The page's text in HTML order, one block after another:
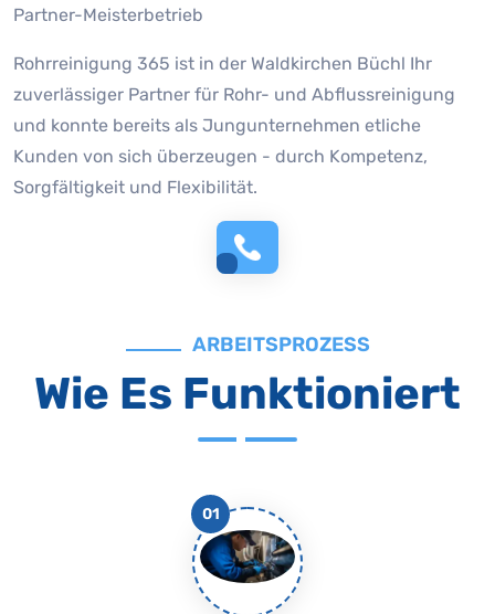
Partner-Meisterbetrieb
Rohrreinigung 365 ist in der Waldkirchen Büchl Ihr
zuverlässiger Partner für Rohr- und Abflussreinigung
und konnte bereits als Jungunternehmen etliche
Kunden von sich überzeugen - durch Kompetenz,
Sorgfältigkeit und Flexibilität.
ARBEITSPROZESS
Wie Es Funktioniert
01